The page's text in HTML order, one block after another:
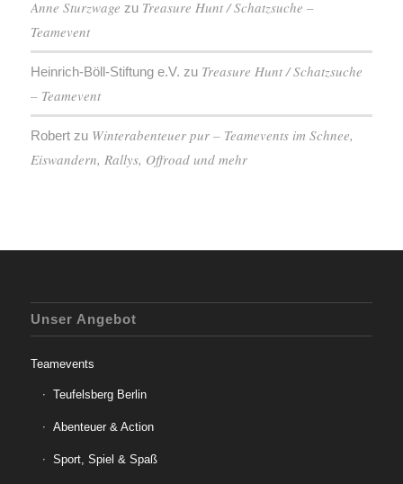
Anne Sturzwage zu Treasure Hunt / Schatzsuche –
Teamevent
Heinrich-Böll-Stiftung e.V. zu Treasure Hunt / Schatzsuche
– Teamevent
Robertzu Winterabenteuer pur – Teamevents im Schnee,
Eiswandern, Rallys, Offroad und mehr
Unser Angebot
Teamevents
Teufelsberg Berlin
Abenteuer & Action
Sport, Spiel & Spaß